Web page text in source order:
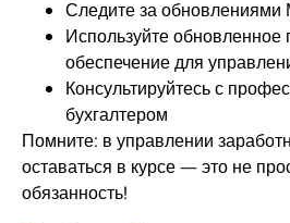
Следите за обновлениями
Используйте
обеспечение для
Консультируйтесь с
бухгалтером
Помните: в управлении
оставаться в курсе — это не
обязанность!